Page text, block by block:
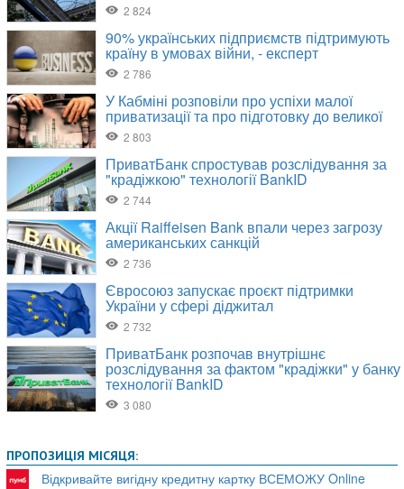
ПРОПОЗИЦІЯ МІСЯЦЯ:
Відкривайте вигідну кредитну картку ВСЕМОЖУ Online